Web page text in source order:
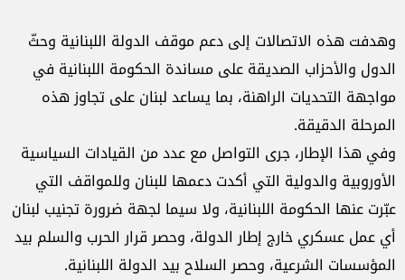
وهدفت هذه الاتصالات إلى دعم موقف الدولة اللبنانية وحثّ
الدول والأحزاب الصديقة على مساندة الحكومة اللبنانية في
مواجهة التحديات الراهنة، بما يساعد لبنان على تجاوز هذه
المرحلة الدقيقة.
وفي هذا الإطار، جرى التواصل مع عدد من القيادات السياسية
الأوروبية والدولية التي أكدت دعمها للبنان وللمواقف التي
عبّرت عنها الحكومة اللبنانية، ولا سيما لجهة ضرورة تجنيب لبنان
أي عمل عسكري خارج إطار الدولة، وحصر قرار الحرب والسلم بيد
المؤسسات الشرعية، وحصر السلاح بيد الدولة اللبنانية.